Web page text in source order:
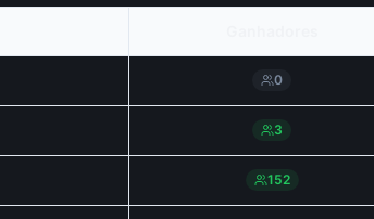
0
3
152